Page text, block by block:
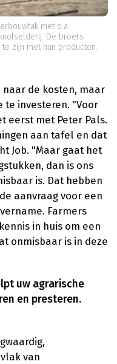
met o.a.
De broers
zijn met hun producten.
naar de kosten, maar
te investeren. "Voor
eerst met Peter Pals.
aan tafel en dat
Job. "Maar gaat het
dan is ons
is. Dat hebben
aanvraag voor een
Farmers
in huis om een
onmisbaar is in deze
uw agrarische
en presteren.
van